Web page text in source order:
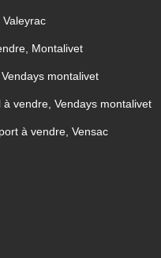
Montalivet
montalivet
à vendre, Vendays montalivet
à vendre, Vensac